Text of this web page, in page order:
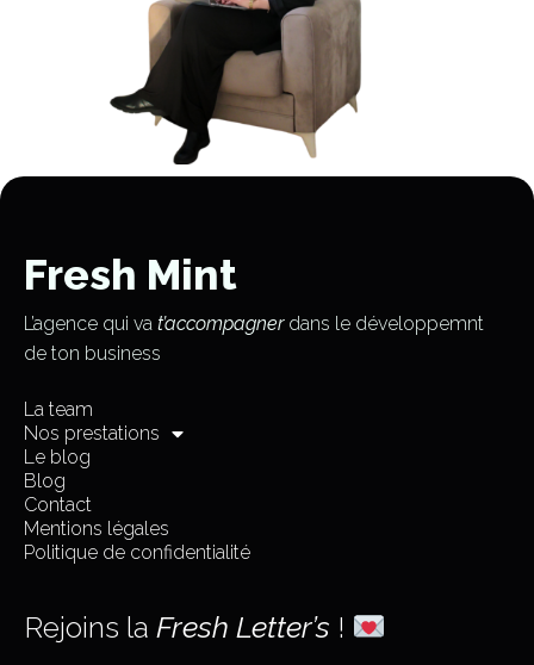
Fresh Mint
L’agence qui va t’accompagnerdans le développemnt
de ton business
La team
Nos prestations
Le blog
Blog
Contact
Mentions légales
Politique de confidentialité
Rejoins la Fresh Letter’s !